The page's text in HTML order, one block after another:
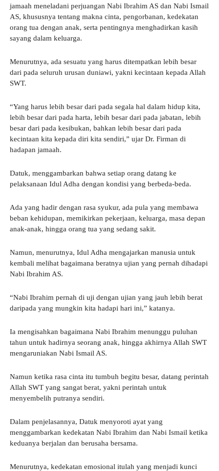
jamaah meneladani perjuangan Nabi Ibrahim AS dan Nabi Ismail
AS, khususnya tentang makna cinta, pengorbanan, kedekatan
orang tua dengan anak, serta pentingnya menghadirkan kasih
sayang dalam keluarga.
Menurutnya, ada sesuatu yang harus ditempatkan lebih besar
dari pada seluruh urusan duniawi, yakni kecintaan kepada Allah
SWT.
“Yang harus lebih besar dari pada segala hal dalam hidup kita,
lebih besar dari pada harta, lebih besar dari pada jabatan, lebih
besar dari pada kesibukan, bahkan lebih besar dari pada
kecintaan kita kepada diri kita sendiri,” ujar Dr. Firman di
hadapan jamaah.
Datuk, menggambarkan bahwa setiap orang datang ke
pelaksanaan Idul Adha dengan kondisi yang berbeda-beda.
Ada yang hadir dengan rasa syukur, ada pula yang membawa
beban kehidupan, memikirkan pekerjaan, keluarga, masa depan
anak-anak, hingga orang tua yang sedang sakit.
Namun, menurutnya, Idul Adha mengajarkan manusia untuk
kembali melihat bagaimana beratnya ujian yang pernah dihadapi
Nabi Ibrahim AS.
“Nabi Ibrahim pernah di uji dengan ujian yang jauh lebih berat
daripada yang mungkin kita hadapi hari ini,” katanya.
Ia mengisahkan bagaimana Nabi Ibrahim menunggu puluhan
tahun untuk hadirnya seorang anak, hingga akhirnya Allah SWT
mengaruniakan Nabi Ismail AS.
Namun ketika rasa cinta itu tumbuh begitu besar, datang perintah
Allah SWT yang sangat berat, yakni perintah untuk
menyembelih putranya sendiri.
Dalam penjelasannya, Datuk menyoroti ayat yang
menggambarkan kedekatan Nabi Ibrahim dan Nabi Ismail ketika
keduanya berjalan dan berusaha bersama.
Menurutnya, kedekatan emosional itulah yang menjadi kunci